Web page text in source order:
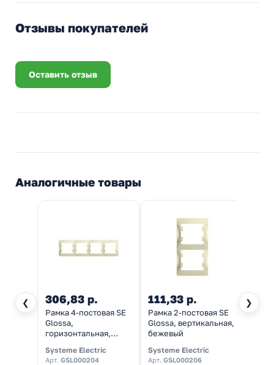
Отзывы покупателей
Оставить отзыв
Аналогичные товары
❮ ❯
306,83 р.
Рамка 4-постовая SE
Glossa,
горизонтальная,
Systeme Electric
Арт. GSL000204
111,33 р.
Рамка 2-постовая SE
Glossa, вертикальная,
бежевый
Systeme Electric
Арт. GSL000206